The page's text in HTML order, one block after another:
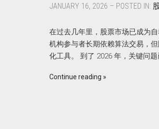
JANUARY 16, 2026 – POSTED IN:
在过去几年里，股票市场已成为
机构参与者长期依赖算法交易，
化工具。 到了 2026 年，关键问
Continue reading